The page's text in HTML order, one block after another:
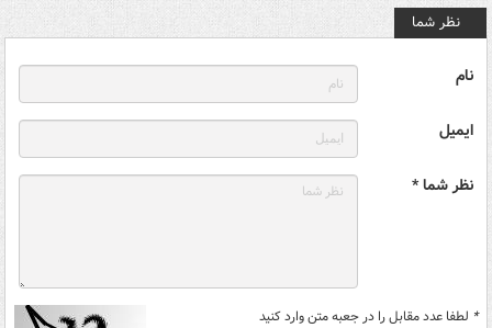
نظر شما
نام
ایمیل
نظر شما *
* لطفا عدد مقابل را در جعبه متن وارد کنید